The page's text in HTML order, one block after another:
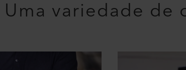
Uma variedade de